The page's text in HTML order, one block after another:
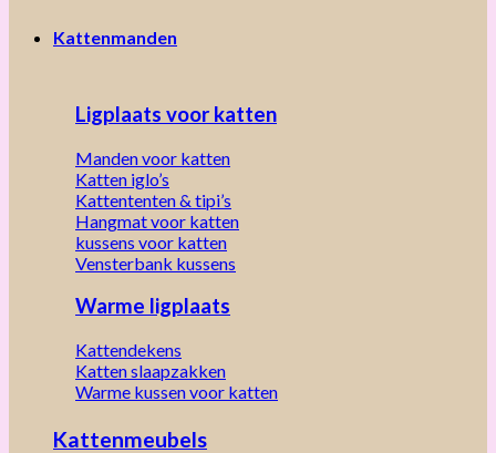
Kattenmanden
Ligplaats voor katten
Manden voor katten
Katten iglo’s
Kattententen & tipi’s
Hangmat voor katten
kussens voor katten
Vensterbank kussens
Warme ligplaats
Kattendekens
Katten slaapzakken
Warme kussen voor katten
Kattenmeubels